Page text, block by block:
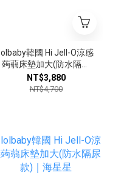
lolbaby韓國 Hi Jell-O涼感
蒟蒻床墊加大(防水隔尿
款)｜冰淇淋
NT$3,880
NT$4,700